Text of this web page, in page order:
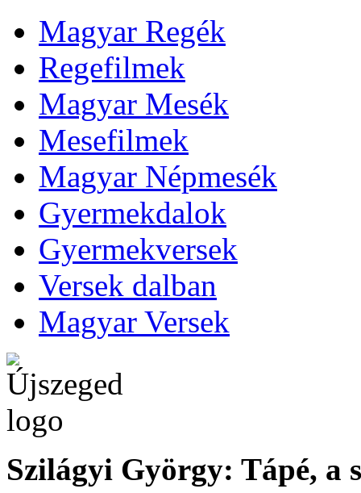
Magyar Regék
Regefilmek
Magyar Mesék
Mesefilmek
Magyar Népmesék
Gyermekdalok
Gyermekversek
Versek dalban
Magyar Versek
Szilágyi György: Tápé, a